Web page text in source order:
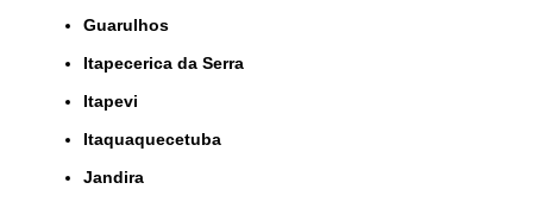
Guarulhos
Itapecerica da Serra
Itapevi
Itaquaquecetuba
Jandira